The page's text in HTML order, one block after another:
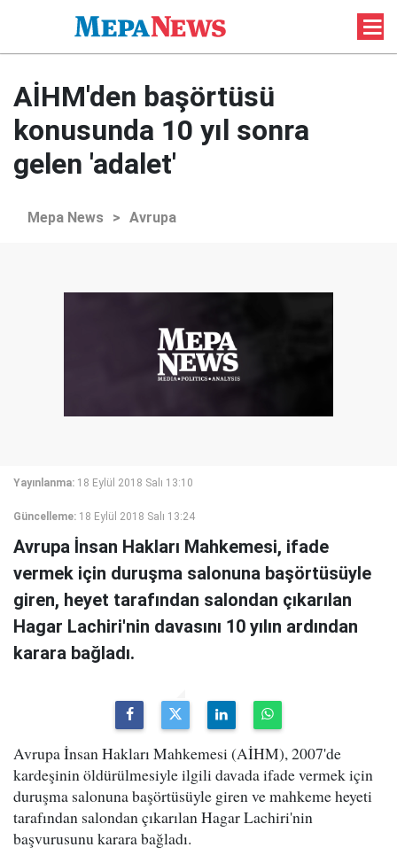
AİHM'den başörtüsü
konusunda 10 yıl sonra
gelen 'adalet'
Mepa News > Avrupa
Yayınlanma: 18 Eylül 2018 Salı 13:10
Güncelleme: 18 Eylül 2018 Salı 13:24
Avrupa İnsan Hakları Mahkemesi, ifade
vermek için duruşma salonuna başörtüsüyle
giren, heyet tarafından salondan çıkarılan
Hagar Lachiri'nin davasını 10 yılın ardından
karara bağladı.
Avrupa İnsan Hakları Mahkemesi (AİHM), 2007'de
kardeşinin öldürülmesiyle ilgili davada ifade vermek için
duruşma salonuna başörtüsüyle giren ve mahkeme heyeti
tarafından salondan çıkarılan Hagar Lachiri'nin
başvurusunu karara bağladı.